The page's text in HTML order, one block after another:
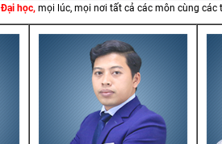
học, mọi lúc, mọi nơi tất cả các môn cùng các